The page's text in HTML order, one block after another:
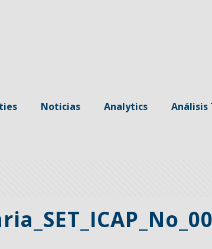
Noticias Analytics Análisis